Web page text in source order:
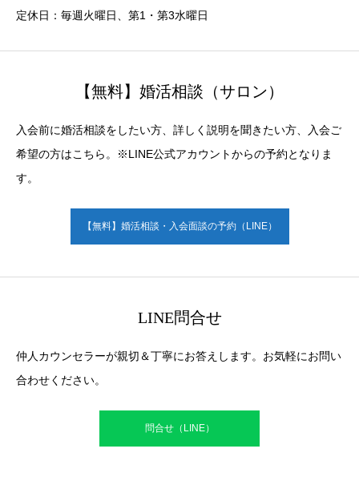
定休日：毎週火曜日、第1・第3水曜日
【無料】婚活相談（サロン）
入会前に婚活相談をしたい方、詳しく説明を聞きたい方、入会ご
希望の方はこちら。※LINE公式アカウントからの予約となりま
す。
【無料】婚活相談・入会面談の予約（LINE）
LINE問合せ
仲人カウンセラーが親切＆丁寧にお答えします。お気軽にお問い
合わせください。
問合せ（LINE）